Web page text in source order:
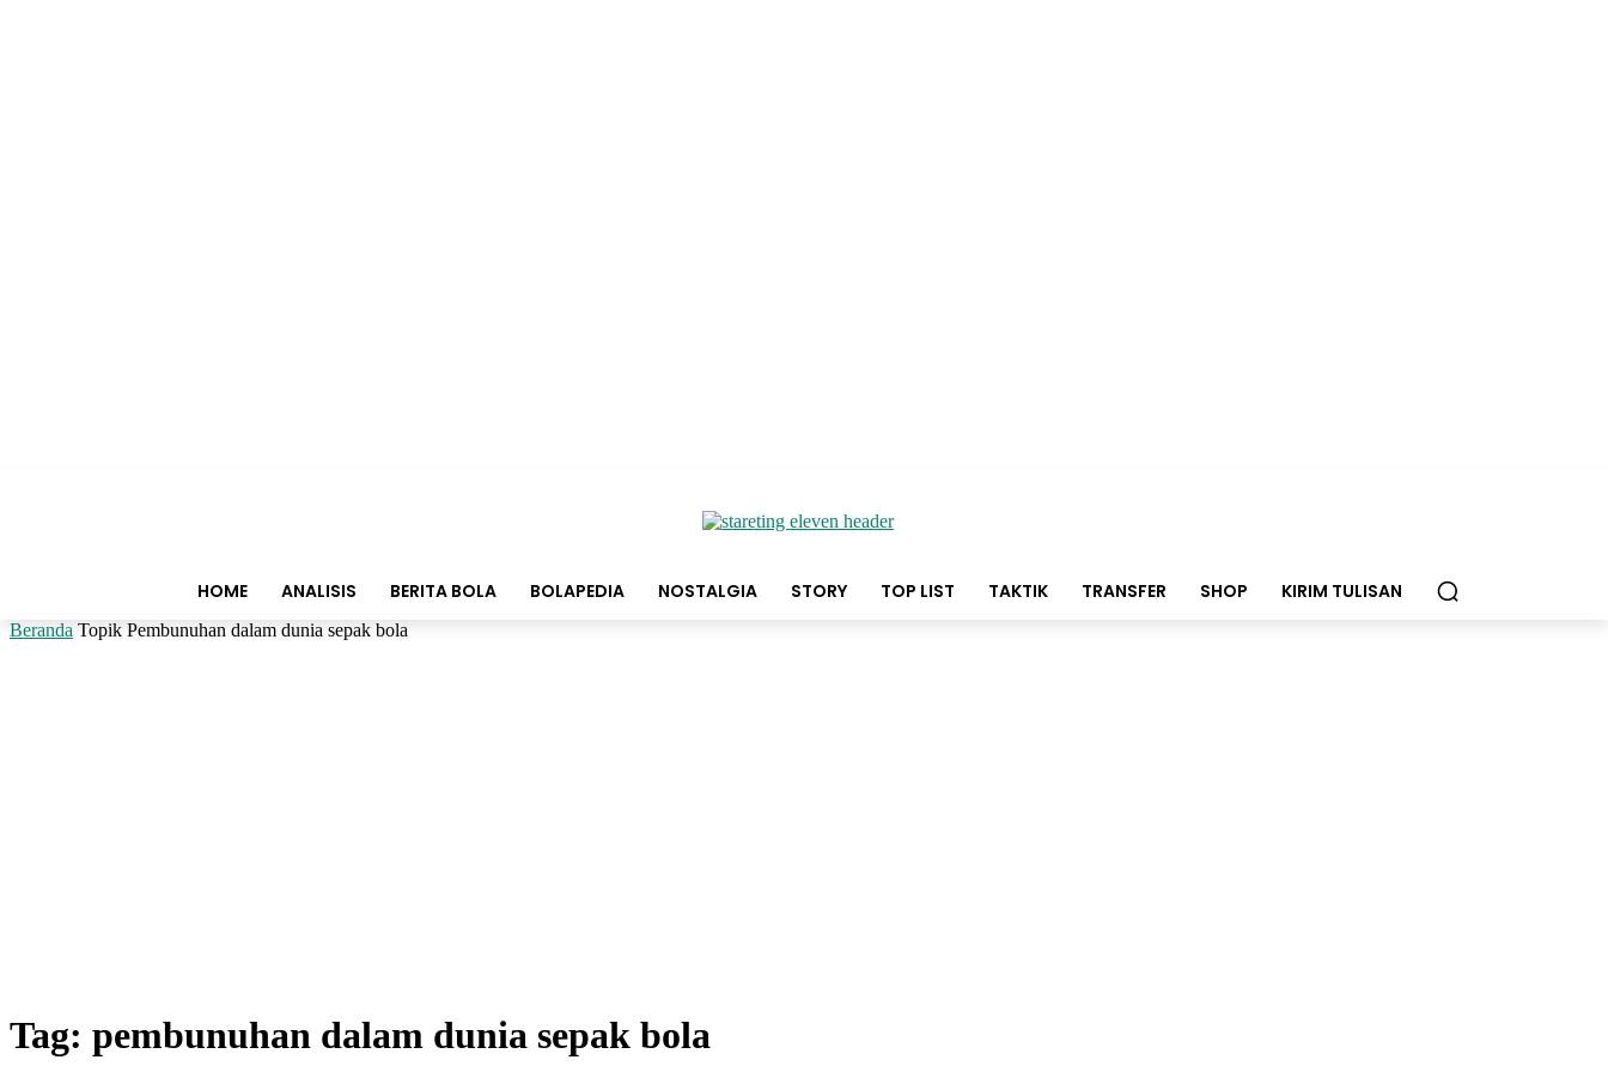
HOME ANALISIS BERITA BOLA BOLAPEDIA NOSTALGIA STORY TOP LIST TAKTIK TRANSFER SHOP KIRIM TULISAN
Beranda Topik Pembunuhan dalam dunia sepak bola
Tag: pembunuhan dalam dunia sepak bola